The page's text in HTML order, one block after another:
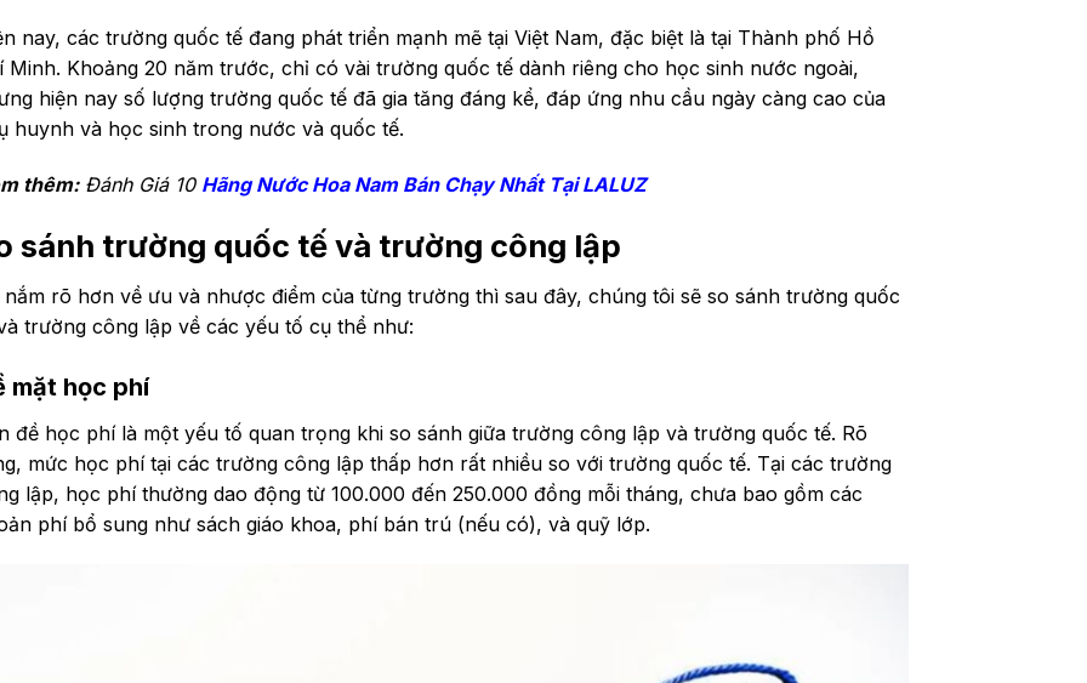
nay, các trường quốc tế đang phát triển mạnh mẽ tại Việt Nam, đặc biệt là tại Thành phố Hồ
Minh. Khoảng 20 năm trước, chỉ có vài trường quốc tế dành riêng cho học sinh nước ngoài,
hiện nay số lượng trường quốc tế đã gia tăng đáng kể, đáp ứng nhu cầu ngày càng cao của
huynh và học sinh trong nước và quốc tế.
thêm:Đánh Giá 10 Hãng Nước Hoa Nam Bán Chạy Nhất Tại LALUZ
sánh trường quốc tế và trường công lập
rõ hơn về ưu và nhược điểm của từng trường thì sau đây, chúng tôi sẽ so sánh trường quốc
trường công lập về các yếu tố cụ thể như:
mặt học phí
đề học phí là một yếu tố quan trọng khi so sánh giữa trường công lập và trường quốc tế. Rõ
mức học phí tại các trường công lập thấp hơn rất nhiều so với trường quốc tế. Tại các trường
lập, học phí thường dao động từ 100.000 đến 250.000 đồng mỗi tháng, chưa bao gồm các
phí bổ sung như sách giáo khoa, phí bán trú (nếu có), và quỹ lớp.